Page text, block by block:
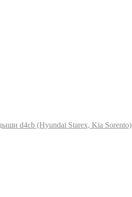
d4cb (Hyundai Starex, Kia Sorento)